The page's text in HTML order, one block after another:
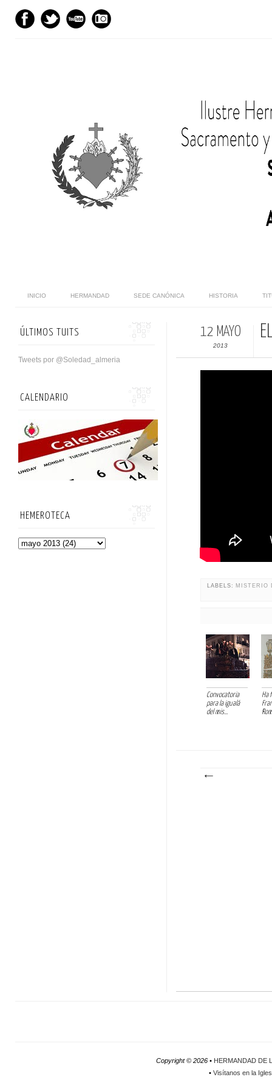
INICIO HERMANDAD SEDE CANÓNICA HISTORIA
12 MAYO
2013
LABELS: MISTERIO
Convocatoria
para la igualá
del mis...
Ha
ÚLTIMOS TUITS
Tweets por @Soledad_almeria
CALENDARIO
HEMEROTECA
Copyright ©2026 • HERMANDAD DE
•Visítanos en la